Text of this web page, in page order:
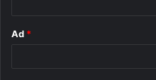
Ad *